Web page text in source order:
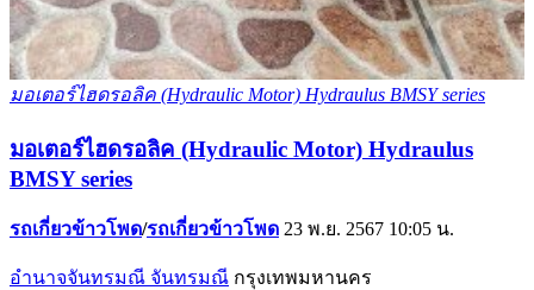
มอเตอร์ไฮดรอลิค (Hydraulic Motor) Hydraulus BMSY series
มอเตอร์ไฮดรอลิค (Hydraulic Motor) Hydraulus
BMSY series
รถเกี่ยวข้าวโพด/รถเกี่ยวข้าวโพด 23 พ.ย. 2567 10:05 น.
อำนาจจันทรมณี จันทรมณี กรุงเทพมหานคร